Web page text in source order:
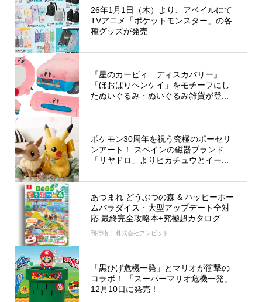
26年1月1日（木）より、アベイルにて
TVアニメ「ポケットモンスター」の各
種グッズが発売
『星のカービィ ディスカバリー』
「ほおばりヘンケイ」をモチーフにし
たぬいぐるみ・ぬいぐるみ雑貨が登...
ポケモン30周年を祝う究極のポーセリ
ンアート！ スペインの磁器ブランド
「リヤドロ」よりピカチュウとイー...
あつまれ どうぶつの森 & ハッピーホー
ムパラダイス・大型アップデート全対
応 最終完全攻略本+究極超カタログ
刊行物 株式会社アンビット
「黒ひげ危機一発」とマリオが衝撃の
コラボ！ 「スーパーマリオ危機一発」
12月10日に発売！